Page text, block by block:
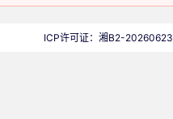
ICP许可证：湘B2-20260623